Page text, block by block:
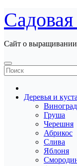
Перейти
к
содержанию
Сайт о
Деревья и
Виноград
Груша
Черешня
Абрикос
Слива
Яблоня